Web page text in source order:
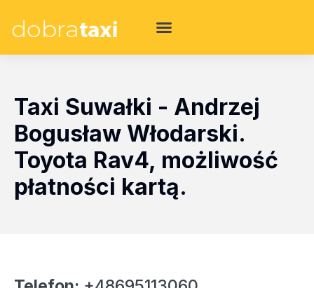
Taxi Suwałki - Andrzej
Bogusław Włodarski.
Toyota Rav4, możliwość
płatności kartą.